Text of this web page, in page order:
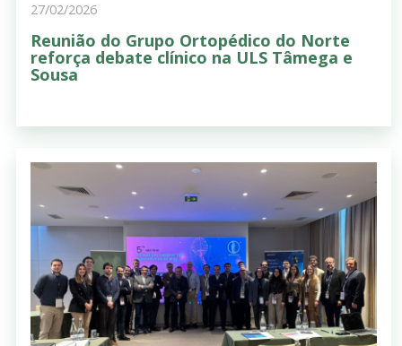
27/02/2026
Reunião do Grupo Ortopédico do Norte
reforça debate clínico na ULS Tâmega e
Sousa